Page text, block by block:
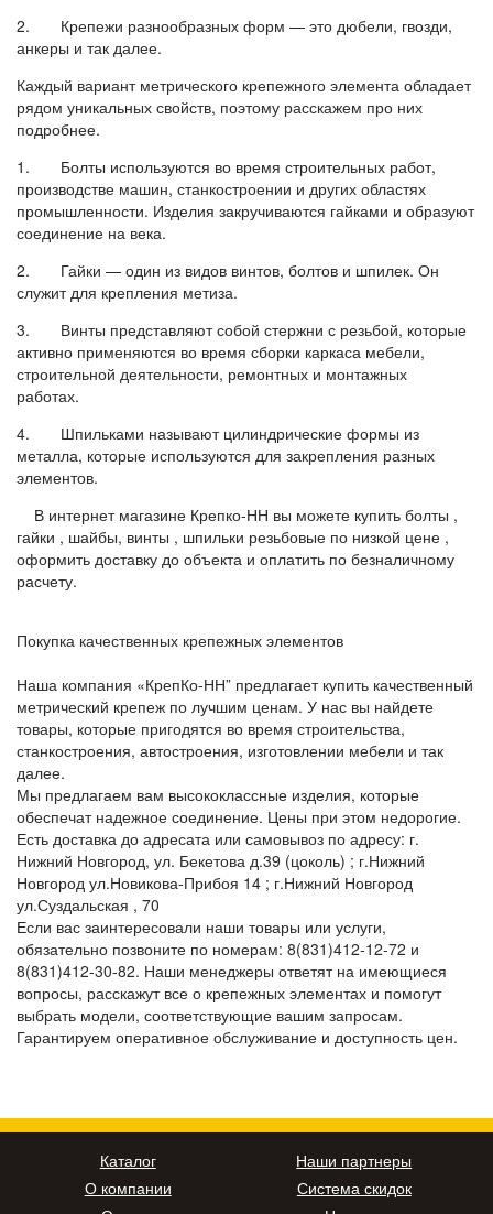
2. Крепежи разнообразных форм — это дюбели, гвозди,
анкеры и так далее.
Каждый вариант метрического крепежного элемента обладает
рядом уникальных свойств, поэтому расскажем про них
подробнее.
1. Болты используются во время строительных работ,
производстве машин, станкостроении и других областях
промышленности. Изделия закручиваются гайками и образуют
соединение на века.
2. Гайки — один из видов винтов, болтов и шпилек. Он
служит для крепления метиза.
3. Винты представляют собой стержни с резьбой, которые
активно применяются во время сборки каркаса мебели,
строительной деятельности, ремонтных и монтажных
работах.
4. Шпильками называют цилиндрические формы из
металла, которые используются для закрепления разных
элементов.
В интернет магазине Крепко-НН вы можете купить болты ,
гайки , шайбы, винты , шпильки резьбовые по низкой цене ,
оформить доставку до объекта и оплатить по безналичному
расчету.
Покупка качественных крепежных элементов
Наша компания «КрепКо-НН” предлагает купить качественный
метрический крепеж по лучшим ценам. У нас вы найдете
товары, которые пригодятся во время строительства,
станкостроения, автостроения, изготовлении мебели и так
далее.
Мы предлагаем вам высококлассные изделия, которые
обеспечат надежное соединение. Цены при этом недорогие.
Есть доставка до адресата или самовывоз по адресу: г.
Нижний Новгород, ул. Бекетова д.39 (цоколь) ; г.Нижний
Новгород ул.Новикова-Прибоя 14 ; г.Нижний Новгород
ул.Суздальская , 70
Если вас заинтересовали наши товары или услуги,
обязательно позвоните по номерам: 8(831)412-12-72 и
8(831)412-30-82. Наши менеджеры ответят на имеющиеся
вопросы, расскажут все о крепежных элементах и помогут
выбрать модели, соответствующие вашим запросам.
Гарантируем оперативное обслуживание и доступность цен.
Каталог
О компании
Наши партнеры
Система скидок